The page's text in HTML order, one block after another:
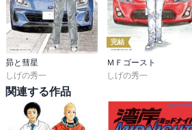
昴と彗星
しげの秀一
完結
ＭＦゴースト
しげの秀一
関連する作品